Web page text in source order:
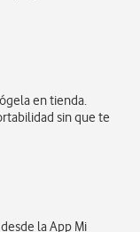
en tienda.
sin que te
la App Mi